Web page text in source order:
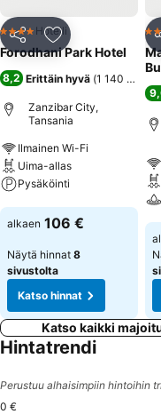
Jaa Lisää
4 Tähtiluokitus
Hotelli
Forodhani Park Hotel
8,2 Erittäin hyvä (1 140 arviota
Zanzibar City,
Tansania
Ilmainen Wi-Fi
Uima-allas
Pysäköinti
Katso hinnat
alkaen 106 €
Näytä hinnat 8
sivustolta
Katso hinnat
5
Katso kaikki
Hintatrendi
Perustuu alhaisimpiin hintoihin
0 €